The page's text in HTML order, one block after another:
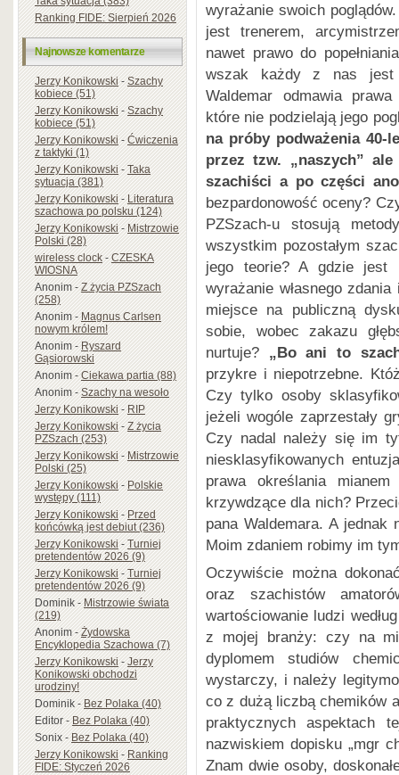
Ranking FIDE: Sierpień 2026
Najnowsze komentarze
Jerzy Konikowski-Szachy
kobiece (51)
Jerzy Konikowski-Szachy
kobiece (51)
Jerzy Konikowski-Ćwiczenia
z taktyki (1)
Jerzy Konikowski-Taka
sytuacja (381)
Jerzy Konikowski-Literatura
szachowa po polsku (124)
Jerzy Konikowski-Mistrzowie
Polski (28)
wireless clock-CZESKA
WIOSNA
Anonim-Z życia PZSzach
(258)
Anonim-Magnus Carlsen
nowym królem!
Anonim-Ryszard
Gąsiorowski
Anonim-Ciekawa partia (88)
Anonim-Szachy na wesoło
Jerzy Konikowski-RIP
Jerzy Konikowski-Z życia
PZSzach (253)
Jerzy Konikowski-Mistrzowie
Polski (25)
Jerzy Konikowski-Polskie
występy (111)
Jerzy Konikowski-Przed
końcówką jest debiut (236)
Jerzy Konikowski-Turniej
pretendentów 2026 (9)
Jerzy Konikowski-Turniej
pretendentów 2026 (9)
Dominik-Mistrzowie świata
(219)
Anonim-Żydowska
Encyklopedia Szachowa (7)
Jerzy Konikowski-Jerzy
Konikowski obchodzi
urodziny!
Dominik-Bez Polaka (40)
Editor-Bez Polaka (40)
Sonix-Bez Polaka (40)
Jerzy Konikowski-Ranking
FIDE: Styczeń 2026
wyrażanie swoich
jest trenerem,
nawet prawo do
wszak każdy z nas jest
Waldemar odmawia
które nie podzielają jego
na próby podważenia 40-
przez tzw. „naszych”
szachiści a po części
bezpardonowość oceny?
PZSzach-u stosują
wszystkim pozostałym
jego teorie? A gdzie jest
wyrażanie własnego
miejsce na publiczną
sobie, wobec zakazu
nurtuje? „Bo ani to
przykre i niepotrzebne.
Czy tylko osoby
jeżeli wogóle zaprzestały
Czy nadal należy się im
niesklasyfikowanych
prawa określania
krzywdzące dla nich?
pana Waldemara. A jednak
Moim zdaniem robimy im
Oczywiście można
oraz szachistów
wartościowanie ludzi
z mojej branży: czy na
dyplomem studiów
wystarczy, i należy
co z dużą liczbą chemików
praktycznych
nazwiskiem dopisku „mgr
Znam dwie osoby,